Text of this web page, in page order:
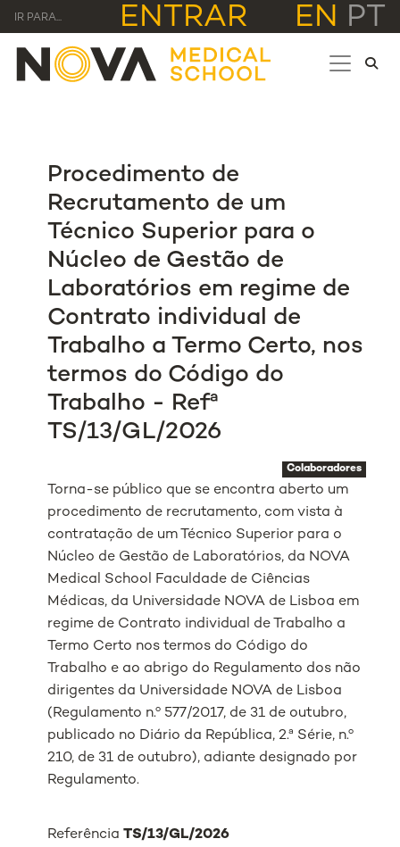
IR PARA... ENTRAR EN PT
Procedimento de
Recrutamento de um
Técnico Superior para o
Núcleo de Gestão de
Laboratórios em regime de
Contrato individual de
Trabalho a Termo Certo, nos
termos do Código do
Trabalho - Refª
TS/13/GL/2026
Colaboradores
Torna-se público que se encontra aberto um
procedimento de recrutamento, com vista à
contratação de um Técnico Superior para o
Núcleo de Gestão de Laboratórios, da NOVA
Medical School Faculdade de Ciências
Médicas, da Universidade NOVA de Lisboa em
regime de Contrato individual de Trabalho a
Termo Certo nos termos do Código do
Trabalho e ao abrigo do Regulamento dos não
dirigentes da Universidade NOVA de Lisboa
(Regulamento n.º 577/2017, de 31 de outubro,
publicado no Diário da República, 2.ª Série, n.º
210, de 31 de outubro), adiante designado por
Regulamento.
ReferênciaTS/13/GL/2026